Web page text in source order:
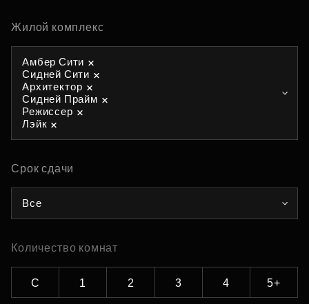
Жилой комплекс
Амбер Сити
Сидней Сити
Архитектор
Сидней Прайм
Режиссер
Лэйк
Срок сдачи
Все
Количество комнат
С 1 2 3 4 5+